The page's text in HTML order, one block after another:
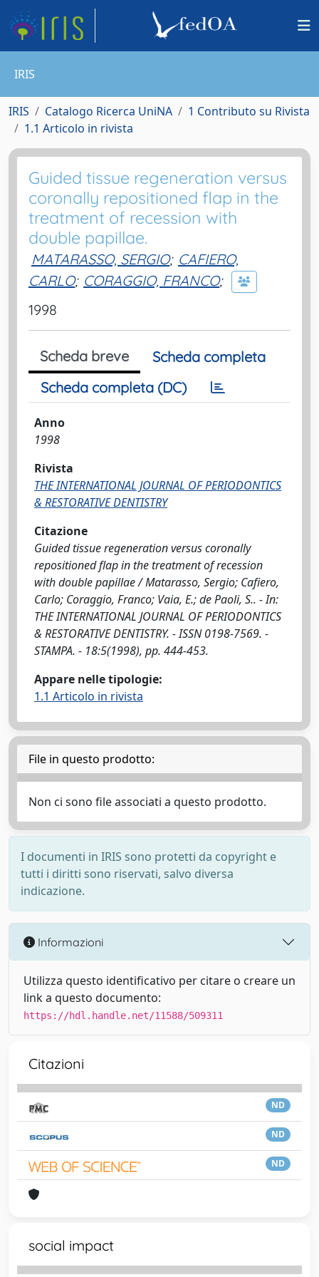
IRIS
IRIS Catalogo Ricerca UniNA
1 Contributo su Rivista
1.1 Articolo in rivista
Guided tissue regeneration versus
coronally repositioned flap in the
treatment of recession with
double papillae.
MATARASSO, SERGIO; CAFIERO,
CARLO; CORAGGIO, FRANCO;
1998
Scheda breve
Scheda completa
Scheda completa (DC)
Anno
1998
Rivista
THE INTERNATIONAL JOURNAL OF PERIODONTICS
& RESTORATIVE DENTISTRY
Citazione
Guided tissue regeneration versus coronally
repositioned flap in the treatment of recession
with double papillae / Matarasso, Sergio; Cafiero,
Carlo; Coraggio, Franco; Vaia, E.; de Paoli, S.. - In:
THE INTERNATIONAL JOURNAL OF PERIODONTICS
& RESTORATIVE DENTISTRY. - ISSN 0198-7569. -
STAMPA. - 18:5(1998), pp. 444-453.
Appare nelle tipologie:
1.1 Articolo in rivista
File in questo prodotto:
Non ci sono file associati a questo prodotto.
I documenti in IRIS sono protetti da copyright e
tutti i diritti sono riservati, salvo diversa
indicazione.
Informazioni
Utilizza questo identificativo per citare o creare un
link a questo documento:
https://hdl.handle.net/11588/509311
Citazioni
ND
ND
ND
social impact